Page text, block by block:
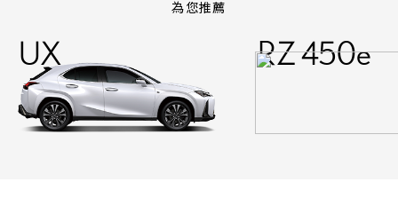
為您推薦
UX RZ 450e